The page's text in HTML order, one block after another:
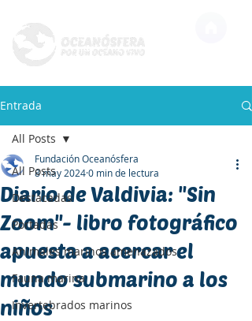
Entrada
All Posts
Destacadas
Portadas
Animales marinos amenazados
Fauna marina
Invertebrados marinos
All Posts
Diario de Valdivia: "Sin
Zoom"- libro fotográfico
apuesta a acercar el
mundo submarino a los
niños
Fundación Oceanósfera
8 may 20240 min de lectura